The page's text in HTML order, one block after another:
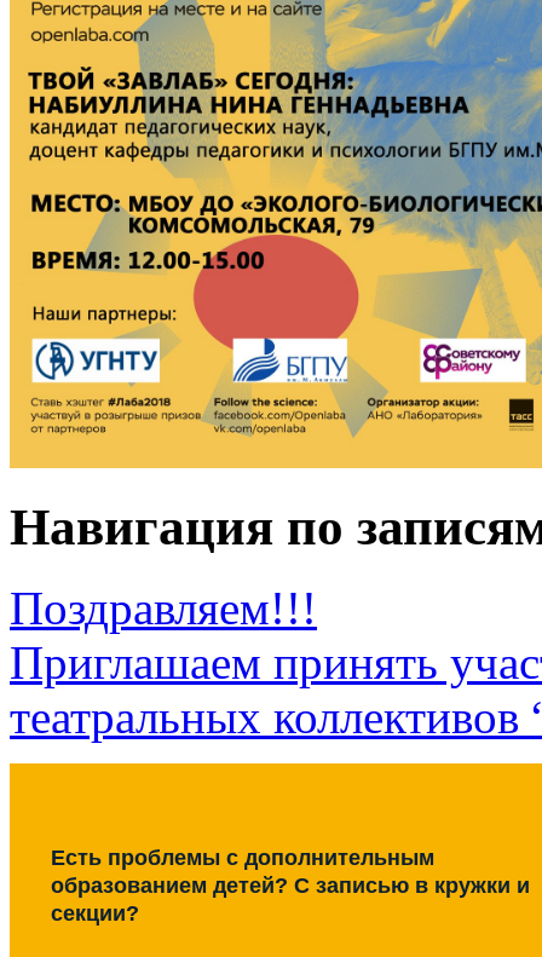
Навигация по
Поздравляем!!!
Приглашаем принять
театральных коллективов
Есть проблемы с дополнительным
образованием детей? С записью в кружки и
секции?